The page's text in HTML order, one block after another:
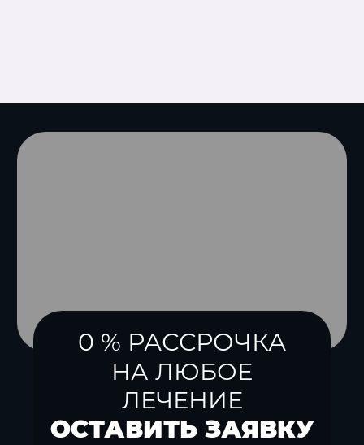
0 % РАССРОЧКА
НА ЛЮБОЕ
ЛЕЧЕНИЕ
ОСТАВИТЬ ЗАЯВКУ